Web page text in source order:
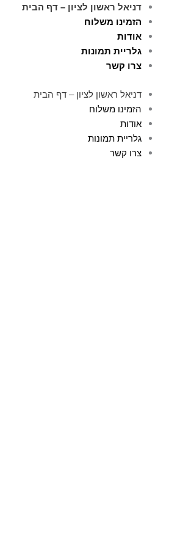
דילוג
לתוכן
דניאל ראשון לציון – דף הבית
הזמינו משלוח
אודות
גלריית תמונות
צרו קשר
דניאל ראשון לציון – דף הבית
הזמינו משלוח
אודות
גלריית תמונות
צרו קשר